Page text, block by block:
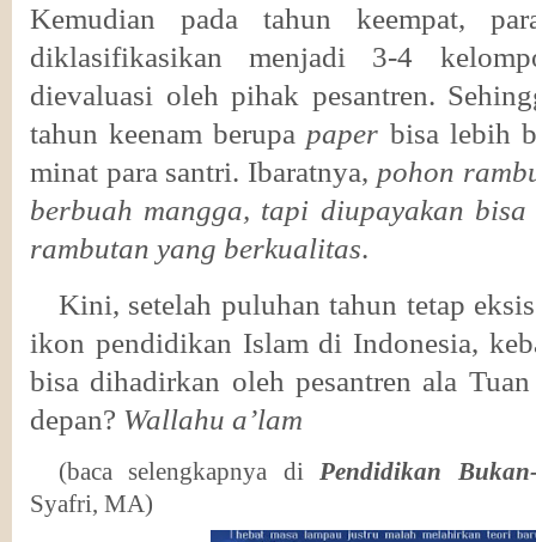
Kemudian pada tahun keempat,
diklasifikasikanmenjadi 3-4
dievaluasi oleh pihak pesantren.
tahun keenam berupa paper bisa lebih
minat para santri. Ibaratnya, pohon
berbuah mangga, tapi diupayakan bisa
rambutan yang berkualitas.
Kini, setelah puluhan tahun tetap
ikon pendidikan Islam di Indonesia,
bisa dihadirkan olehpesantren ala
depan? Wallahu a’lam
(baca selengkapnya di Pendidikan
Syafri, MA)